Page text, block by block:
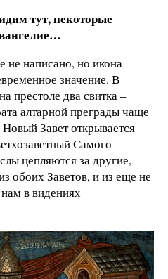
тут, некоторые
не написано, но икона
значение. В
престоле два свитка –
алтарной преграды чаще
Завет открывается
Самого
цепляются за другие,
обоих Заветов, и из еще не
в видениях